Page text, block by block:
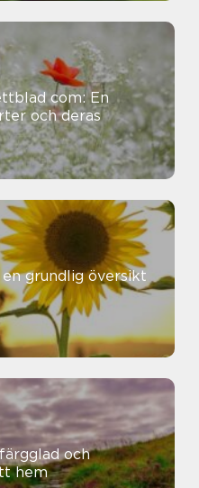
com: En
och deras
grundlig översikt
och
hem